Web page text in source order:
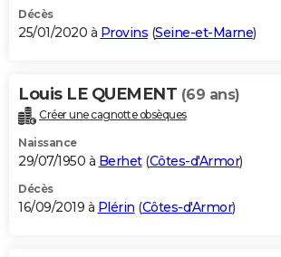
Décès
25/01/2020 à Provins (Seine-et-Marne)
Louis LE QUEMENT (69 ans)
Créer une cagnotte obsèques
Naissance
29/07/1950 à Berhet(Côtes-d'Armor)
Décès
16/09/2019 à Plérin (Côtes-d'Armor)